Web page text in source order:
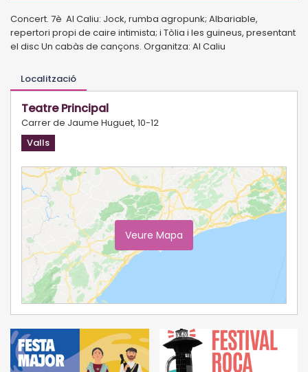
Concert. 7è Al Caliu: Jock, rumba agropunk; Albariable,
repertori propi de caire intimista; i Tòlia i les guineus, presentant
el disc Un cabàs de cançons. Organitza: Al Caliu
Localització
Teatre Principal
Carrer de Jaume Huguet, 10-12
Valls
Veure Mapa